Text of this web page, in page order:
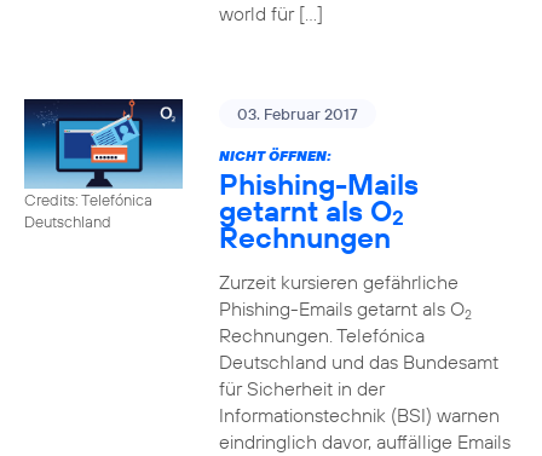
world für […]
Credits: Telefónica
Deutschland
03. Februar 2017
NICHT ÖFFNEN:
Phishing-Mails
getarnt als O2
Rechnungen
Zurzeit kursieren gefährliche
Phishing-Emails getarnt als O2
Rechnungen. Telefónica
Deutschland und das Bundesamt
für Sicherheit in der
Informationstechnik (BSI) warnen
eindringlich davor, auffällige Emails